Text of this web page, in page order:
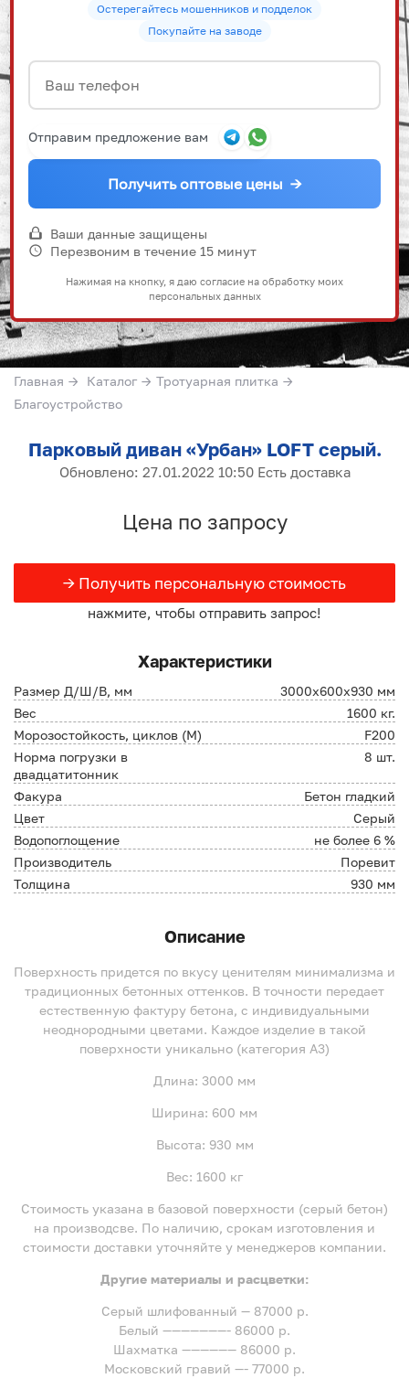
Остерегайтесь мошенников и подделок
Покупайте на заводе
Отправим предложение вам
Получить оптовые цены →
Ваши данные защищены
Перезвоним в течение 15 минут
Нажимая на кнопку, я даю согласие на обработку моих
персональных данных
Главная → Каталог → Тротуарная плитка →
Благоустройство
Парковый диван «Урбан» LOFT серый.
Обновлено: 27.01.2022 10:50 Есть доставка
Цена по запросу
→ Получить персональную стоимость
нажмите, чтобы отправить запрос!
Характеристики
Размер Д/Ш/В, мм
3000х600х930 мм
Вес
1600 кг.
Морозостойкость, циклов (М)
F200
Норма погрузки в
двадцатитонник
8 шт.
Факура
Бетон гладкий
Цвет
Серый
Водопоглощение
не более 6 %
Производитель
Поревит
Толщина
930 мм
Описание
Поверхность придется по вкусу ценителям минимализма и
традиционных бетонных оттенков. В точности передает
естественную фактуру бетона, с индивидуальными
неоднородными цветами. Каждое изделие в такой
поверхности уникально (категория A3)
Длина: 3000 мм
Ширина: 600 мм
Высота: 930 мм
Вес: 1600 кг
Стоимость указана в базовой поверхности (серый бетон)
на производсве. По наличию, срокам изготовления и
стоимости доставки уточняйте у менеджеров компании.
Другие материалы и расцветки:
Серый шлифованный — 87000 р.
Белый ———————- 86000 р.
Шахматка —————— 86000 р.
Московский гравий —- 77000 р.